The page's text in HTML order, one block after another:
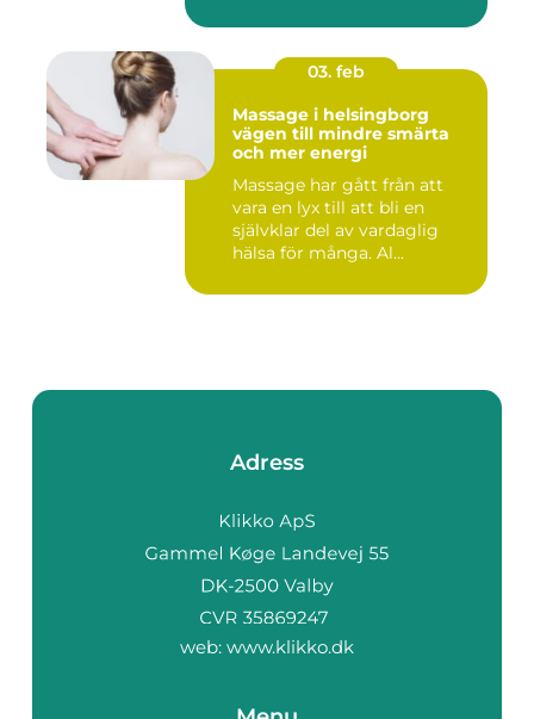
03. feb
Massage i helsingborg
vägen till mindre smärta
och mer energi
Massage har gått från att
vara en lyx till att bli en
självklar del av vardaglig
hälsa för många. Al...
Adress
web: www.klikko.dk